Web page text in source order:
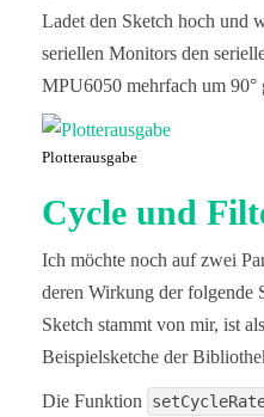
Serial.println("
  Serial.println("");
}
  Serial.print(",");
  Serial.print(",");
  Serial.println("");
}
Ladet den Sketch hoch und
seriellen Monitors den
MPU6050 mehrfach um 90°
Plotterausgabe
Cycle und
Ich möchte noch auf zwei
deren Wirkung der folgende
Sketch stammt von mir, ist
Beispielsketche der
Die Funktion